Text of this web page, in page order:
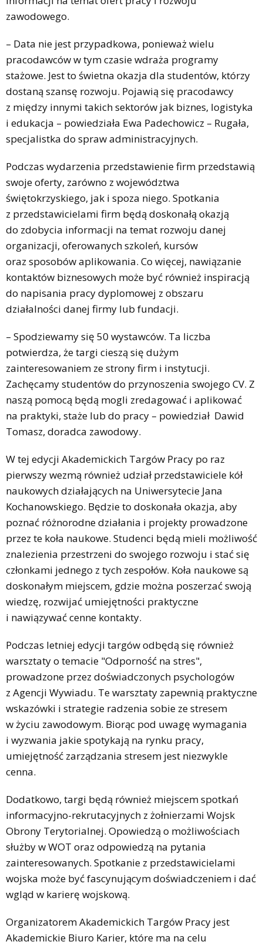
zawodowego.
– Data nie jest przypadkowa, ponieważ wielu
pracodawców w tym czasie wdraża programy
stażowe. Jest to świetna okazja dla studentów, którzy
dostaną szansę rozwoju. Pojawią się pracodawcy
z między innymi takich sektorów jak biznes, logistyka
i edukacja – powiedziała Ewa Padechowicz – Rugała,
specjalistka do spraw administracyjnych.
Podczas wydarzenia przedstawienie firm przedstawią
swoje oferty, zarówno z województwa
świętokrzyskiego, jak i spoza niego. Spotkania
z przedstawicielami firm będą doskonałą okazją
do zdobycia informacji na temat rozwoju danej
organizacji, oferowanych szkoleń, kursów
oraz sposobów aplikowania. Co więcej, nawiązanie
kontaktów biznesowych może być również inspiracją
do napisania pracy dyplomowej z obszaru
działalności danej firmy lub fundacji.
– Spodziewamy się 50 wystawców. Ta liczba
potwierdza, że targi cieszą się dużym
zainteresowaniem ze strony firm i instytucji.
Zachęcamy studentów do przynoszenia swojego CV. Z
naszą pomocą będą mogli zredagować i aplikować
na praktyki, staże lub do pracy – powiedział Dawid
Tomasz, doradca zawodowy.
W tej edycji Akademickich Targów Pracy po raz
pierwszy wezmą również udział przedstawiciele kół
naukowych działających na Uniwersytecie Jana
Kochanowskiego. Będzie to doskonała okazja, aby
poznać różnorodne działania i projekty prowadzone
przez te koła naukowe. Studenci będą mieli możliwość
znalezienia przestrzeni do swojego rozwoju i stać się
członkami jednego z tych zespołów. Koła naukowe są
doskonałym miejscem, gdzie można poszerzać swoją
wiedzę, rozwijać umiejętności praktyczne
i nawiązywać cenne kontakty.
Podczas letniej edycji targów odbędą się również
warsztaty o temacie "Odporność na stres",
prowadzone przez doświadczonych psychologów
z Agencji Wywiadu. Te warsztaty zapewnią praktyczne
wskazówki i strategie radzenia sobie ze stresem
w życiu zawodowym. Biorąc pod uwagę wymagania
i wyzwania jakie spotykają na rynku pracy,
umiejętność zarządzania stresem jest niezwykle
cenna.
Dodatkowo, targi będą również miejscem spotkań
informacyjno-rekrutacyjnych z żołnierzami Wojsk
Obrony Terytorialnej. Opowiedzą o możliwościach
służby w WOT oraz odpowiedzą na pytania
zainteresowanych. Spotkanie z przedstawicielami
wojska może być fascynującym doświadczeniem i dać
wgląd w karierę wojskową.
Organizatorem Akademickich Targów Pracy jest
Akademickie Biuro Karier, które ma na celu